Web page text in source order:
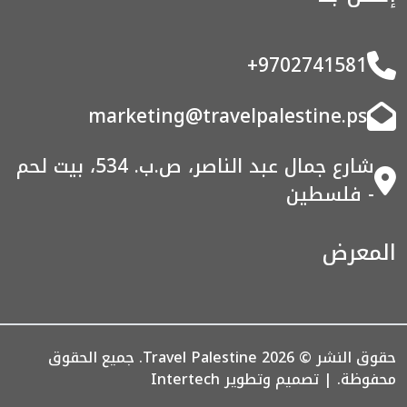
+9702741581
marketing@travelpalestine.ps
شارع جمال عبد الناصر، ص.ب. 534، بيت لحم
- فلسطين
المعرض
حقوق النشر © 2026 Travel Palestine. جميع الحقوق
محفوظة. | تصميم وتطويرIntertech